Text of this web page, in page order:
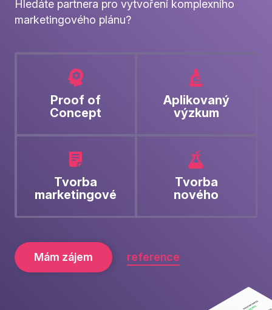
Hledáte partnera pro vytvoření komplexního
marketingového plánu?
Proof of
Concept
Aplikovaný
výzkum
Tvorba
marketingové
Tvorba
nového
Mám zájem reference